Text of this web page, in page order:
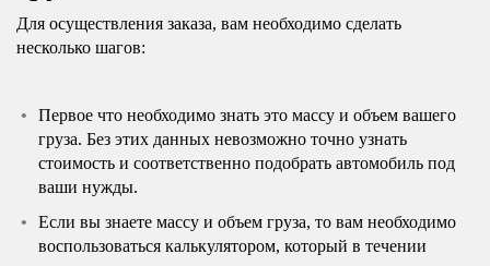
Для осуществления заказа, вам необходимо сделать
несколько шагов:
Первое что необходимо знать это массу и объем вашего
груза. Без этих данных невозможно точно узнать
стоимость и соответственно подобрать автомобиль под
ваши нужды.
Если вы знаете массу и объем груза, то вам необходимо
воспользоваться калькулятором, который в течении